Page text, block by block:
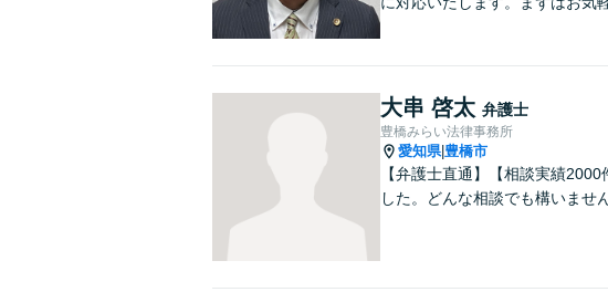
大串 啓太 弁護士
豊橋みらい法律事務所
愛知県| 豊橋市
【弁護士直通】【相談実績
した。どんな相談でも構いませ